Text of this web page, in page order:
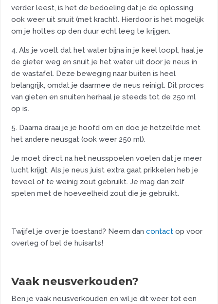
verder leest, is het de bedoeling dat je de oplossing
ook weer uit snuit (met kracht). Hierdoor is het mogelijk
om je holtes op den duur echt leeg te krijgen.
4. Als je voelt dat het water bijna in je keel loopt, haal je
de gieter weg en snuit je het water uit door je neus in
de wastafel. Deze beweging naar buiten is heel
belangrijk, omdat je daarmee de neus reinigt. Dit proces
van gieten en snuiten herhaal je steeds tot de 250 ml
op is.
5. Daarna draai je je hoofd om en doe je hetzelfde met
het andere neusgat (ook weer 250 ml).
Je moet direct na het neusspoelen voelen dat je meer
lucht krijgt. Als je neus juist extra gaat prikkelen heb je
teveel of te weinig zout gebruikt. Je mag dan zelf
spelen met de hoeveelheid zout die je gebruikt.
Twijfel je over je toestand? Neem dancontact op voor
overleg of bel de huisarts!
Vaak neusverkouden?
Ben je vaak neusverkouden en wil je dit weer tot een